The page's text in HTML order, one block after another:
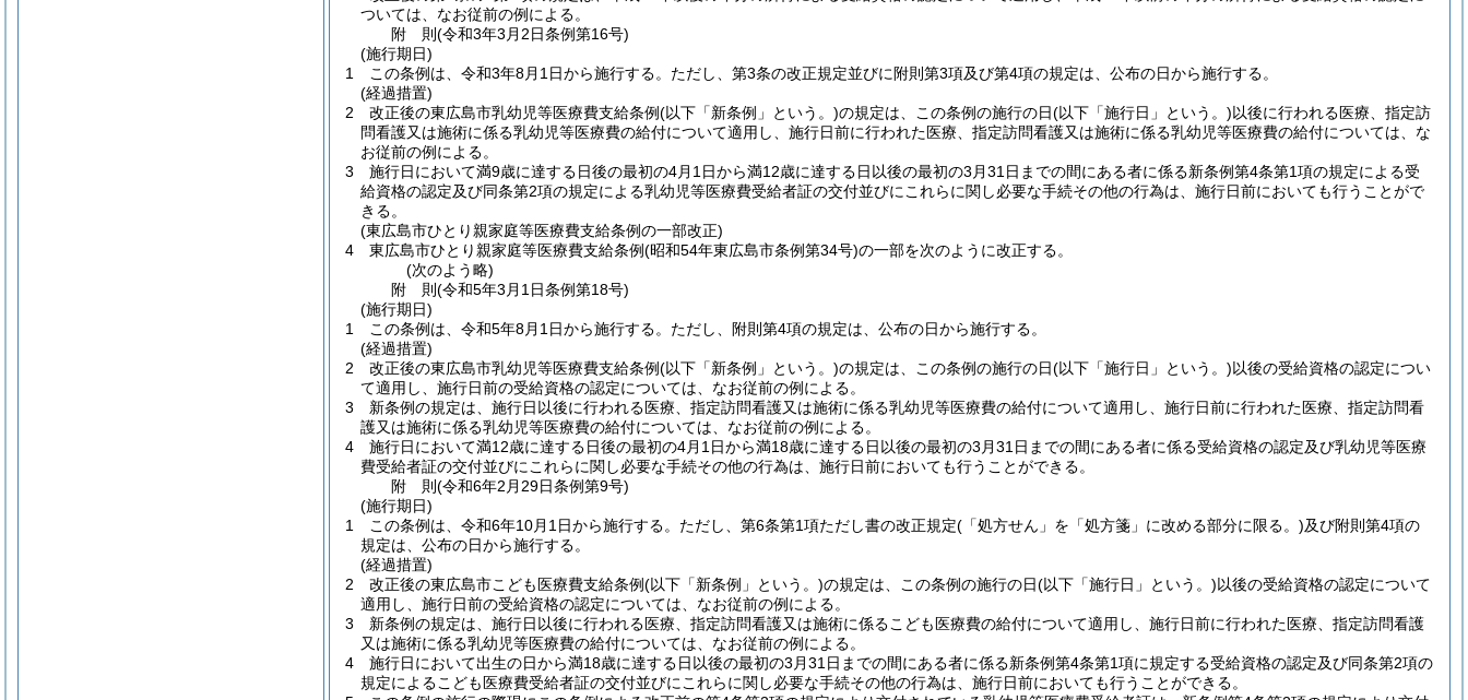
ついては、なお従前の例による。
附 則(令和3年3月2日条例第16号)
(施行期日)
1
この条例は、令和3年8月1日から施行する。 ただし、第3条の改正規定並びに附則第3項及び第4項の規定は、公布の日から施行する。
(経過措置)
2
改正後の東広島市乳幼児等医療費支給条例(以下「新条例」という。)の規定は、この条例の施行の日(以下「施行日」という。)以後に行われる医療、指定訪
問看護又は施術に係る乳幼児等医療費の給付について適用し、施行日前に行われた医療、指定訪問看護又は施術に係る乳幼児等医療費の給付については、な
お従前の例による。
3
施行日において満9歳に達する日後の最初の4月1日から満12歳に達する日以後の最初の3月31日までの間にある者に係る新条例第4条第1項の規定による受
給資格の認定及び同条第2項の規定による乳幼児等医療費受給者証の交付並びにこれらに関し必要な手続その他の行為は、施行日前においても行うことがで
きる。
(東広島市ひとり親家庭等医療費支給条例の一部改正)
4
東広島市ひとり親家庭等医療費支給条例(昭和54年東広島市条例第34号)の一部を次のように改正する。
(次のよう略)
附 則(令和5年3月1日条例第18号)
(施行期日)
1
この条例は、令和5年8月1日から施行する。 ただし、附則第4項の規定は、公布の日から施行する。
(経過措置)
2
改正後の東広島市乳幼児等医療費支給条例(以下「新条例」という。)の規定は、この条例の施行の日(以下「施行日」という。)以後の受給資格の認定につい
て適用し、施行日前の受給資格の認定については、なお従前の例による。
3
新条例の規定は、施行日以後に行われる医療、指定訪問看護又は施術に係る乳幼児等医療費の給付について適用し、施行日前に行われた医療、指定訪問看
護又は施術に係る乳幼児等医療費の給付については、なお従前の例による。
4
施行日において満12歳に達する日後の最初の4月1日から満18歳に達する日以後の最初の3月31日までの間にある者に係る受給資格の認定及び乳幼児等医療
費受給者証の交付並びにこれらに関し必要な手続その他の行為は、施行日前においても行うことができる。
附 則(令和6年2月29日条例第9号)
(施行期日)
1
この条例は、令和6年10月1日から施行する。 ただし、第6条第1項ただし書の改正規定(「処方せん」を「処方箋」に改める部分に限る。)及び附則第4項の
規定は、公布の日から施行する。
(経過措置)
2
改正後の東広島市こども医療費支給条例(以下「新条例」という。)の規定は、この条例の施行の日(以下「施行日」という。)以後の受給資格の認定について
適用し、施行日前の受給資格の認定については、なお従前の例による。
3
新条例の規定は、施行日以後に行われる医療、指定訪問看護又は施術に係るこども医療費の給付について適用し、施行日前に行われた医療、指定訪問看護
又は施術に係る乳幼児等医療費の給付については、なお従前の例による。
4
施行日において出生の日から満18歳に達する日以後の最初の3月31日までの間にある者に係る新条例第4条第1項に規定する受給資格の認定及び同条第2項の
規定によるこども医療費受給者証の交付並びにこれらに関し必要な手続その他の行為は、施行日前においても行うことができる。